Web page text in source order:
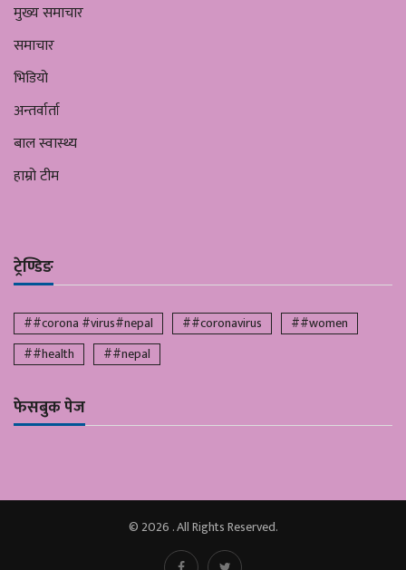
मुख्य समाचार
समाचार
भिडियो
अन्तर्वार्ता
बाल स्वास्थ्य
हाम्रो टीम
ट्रेण्डिङ
##corona #virus#nepal ##coronavirus
##women
##health
##nepal
फेसबुक पेज
© 2026 . All Rights Reserved.